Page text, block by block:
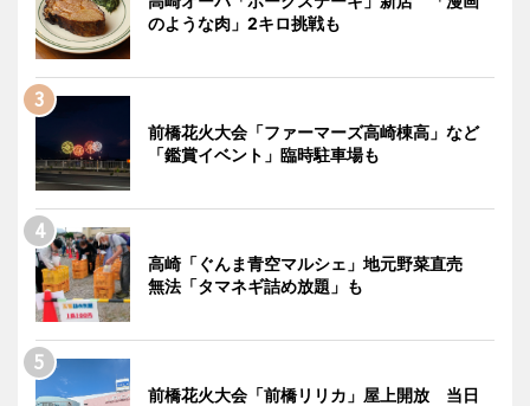
のような肉」2キロ挑戦も
前橋花火大会「ファーマーズ高崎棟高」など
「鑑賞イベント」臨時駐車場も
高崎「ぐんま青空マルシェ」地元野菜直売
無法「タマネギ詰め放題」も
前橋花火大会「前橋リリカ」屋上開放 当日